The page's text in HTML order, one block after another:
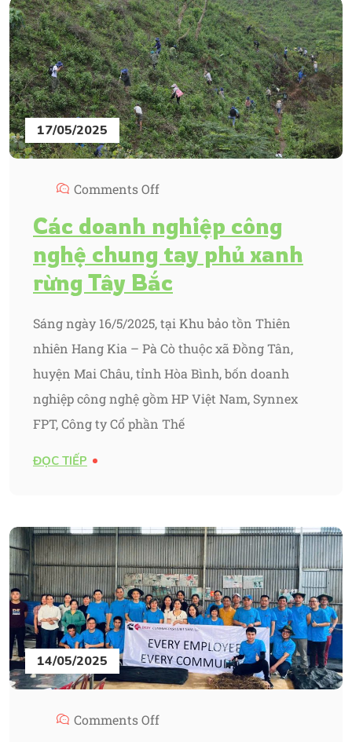
17/05/2025
Comments Off
Các doanh nghiệp công
nghệ chung tay phủ xanh
rừng Tây Bắc
Sáng ngày 16/5/2025, tại Khu bảo tồn Thiên
nhiên Hang Kia – Pà Cò thuộc xã Đồng Tân,
huyện Mai Châu, tỉnh Hòa Bình, bốn doanh
nghiệp công nghệ gồm HP Việt Nam, Synnex
FPT, Công ty Cổ phần Thế
ĐỌC TIẾP
14/05/2025
Comments Off